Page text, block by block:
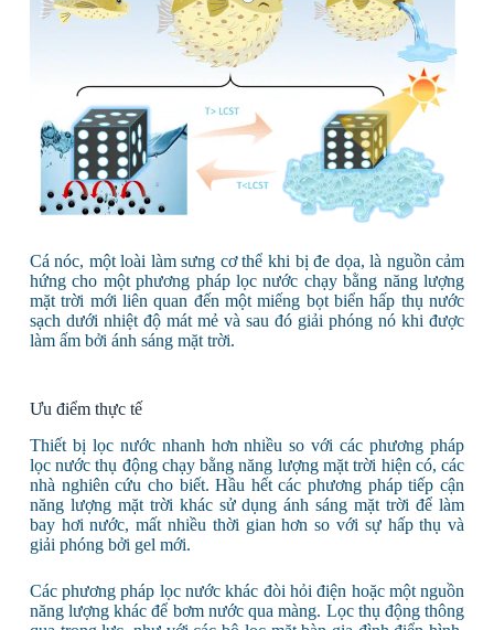
Cá nóc, một loài làm sưng cơ thể khi bị đe dọa, là nguồn cảm
hứng cho một phương pháp lọc nước chạy bằng năng lượng
mặt trời mới liên quan đến một miếng bọt biển hấp thụ nước
sạch dưới nhiệt độ mát mẻ và sau đó giải phóng nó khi được
làm ấm bởi ánh sáng mặt trời.
Ưu điểm thực tế
Thiết bị lọc nước nhanh hơn nhiều so với các phương pháp
lọc nước thụ động chạy bằng năng lượng mặt trời hiện có, các
nhà nghiên cứu cho biết. Hầu hết các phương pháp tiếp cận
năng lượng mặt trời khác sử dụng ánh sáng mặt trời để làm
bay hơi nước, mất nhiều thời gian hơn so với sự hấp thụ và
giải phóng bởi gel mới.
Các phương pháp lọc nước khác đòi hỏi điện hoặc một nguồn
năng lượng khác để bơm nước qua màng. Lọc thụ động thông